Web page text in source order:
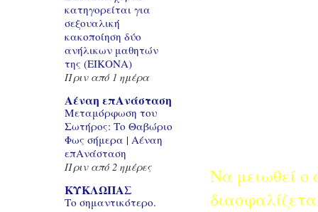
Να μειωθεί ο
κατηγορείται για
σεξουαλική
κακοποίηση δύο
ανήλικων μαθητών
της (ΕΙΚΟΝΑ)
Πριν από 1 ημέρα
Αέναη επΑνάσταση
Μεταμόρφωση του
Σωτήρος: Το Θαβώριο
Φως σήμερα | Αέναη
επΑνάσταση
Πριν από 2 ημέρες
ΚΥΚΛΩΠΑΣ
Το σημαντικότερο.